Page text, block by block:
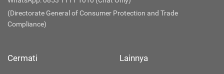
(Directorate General of Consumer Protection and Trade
Compliance)
Cermati Lainnya